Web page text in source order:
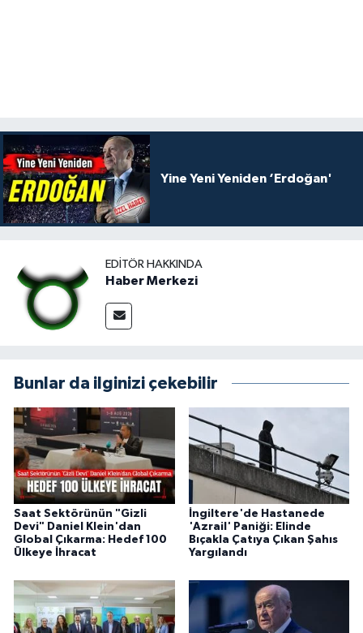
Yine Yeni Yeniden ‘Erdoğan'
EDITÖR HAKKINDA
Haber Merkezi
Bunlar da ilginizi çekebilir
Saat Sektörünün "Gizli
Devi" Daniel Klein'dan
Global Çıkarma: Hedef 100
Ülkeye İhracat
İngiltere'de Hastanede
'Azrail' Paniği: Elinde
Bıçakla Çatıya Çıkan Şahıs
Yargılandı